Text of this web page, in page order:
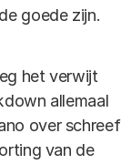
goede zijn.
het verwijt
allemaal
over schreef
van de